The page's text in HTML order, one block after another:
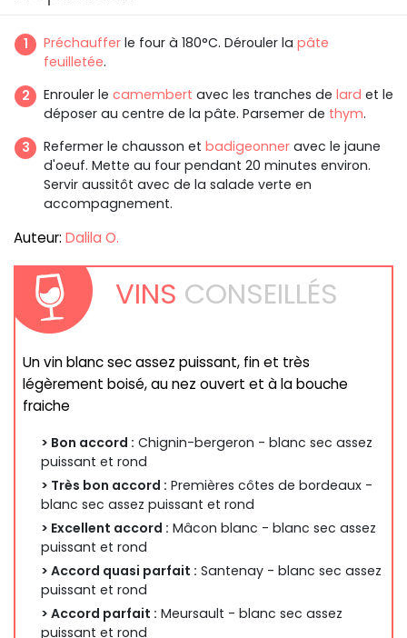
Préchauffer le four à 180°C. Dérouler la pâte
feuilletée.
Enrouler le camembert avec les tranches de lard et le
déposer au centre de la pâte. Parsemer de thym.
Refermer le chausson et badigeonner avec le jaune
d'oeuf. Mette au four pendant 20 minutes environ.
Servir aussitôt avec de la salade verte en
accompagnement.
Auteur: Dalila O.
VINS CONSEILLÉS
Un vin blanc sec assez puissant, fin et très
légèrement boisé, au nez ouvert et à la bouche
fraiche
> Bon accord : Chignin-bergeron - blanc sec assez
puissant et rond
> Très bon accord : Premières côtes de bordeaux -
blanc sec assez puissant et rond
> Excellent accord : Mâcon blanc - blanc sec assez
puissant et rond
> Accord quasi parfait : Santenay - blanc sec assez
puissant et rond
> Accord parfait : Meursault - blanc sec assez
puissant et rond